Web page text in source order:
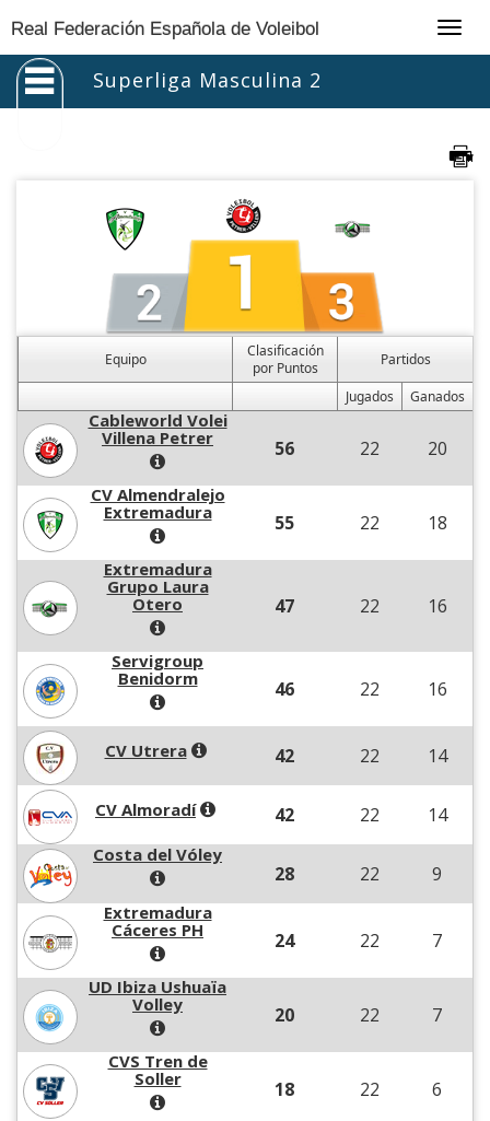
Real Federación Española de Voleibol
Superliga Masculina 2
Equipo
Clasificación
por Puntos
Partidos
Jugados
Ganados
Cableworld Volei
Villena Petrer
56 22 20
CV Almendralejo
Extremadura
55 22 18
Extremadura
Grupo Laura
Otero
47 22 16
Servigroup
Benidorm
46 22 16
CV Utrera 42 22 14
CV Almoradí 42 22 14
Costa del Vóley
28 22 9
Extremadura
Cáceres PH
24 22 7
UD Ibiza Ushuaïa
Volley
20 22 7
CVS Tren de
Soller
18 22 6